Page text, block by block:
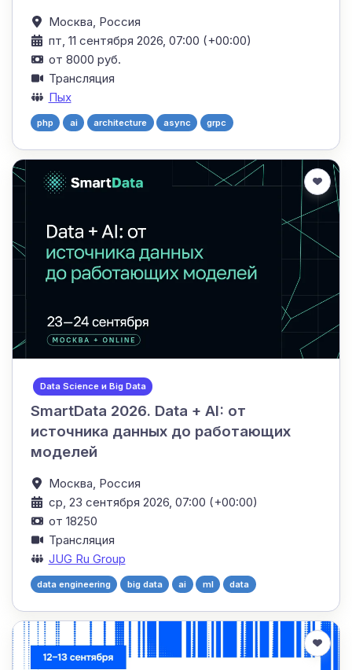
Москва, Россия
пт, 11 сентября 2026, 07:00 (+00:00)
от 8000 руб.
Трансляция
Пых
php ai architecture async grpc
Data Science и Big Data
SmartData 2026. Data + AI: от
источника данных до работающих
моделей
Москва, Россия
ср, 23 сентября 2026, 07:00 (+00:00)
от 18250
Трансляция
JUG Ru Group
data engineering big data ai ml data